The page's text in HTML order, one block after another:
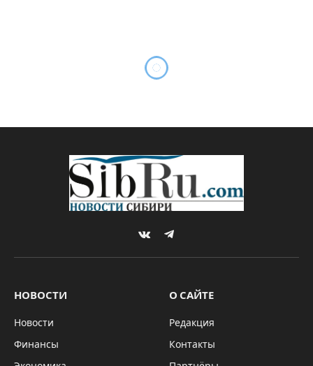
то тестируют, видимо»
Редакция SibRu.com 17.02.2018 Updated: 04.03.2019
ТЕХНОЛОГИИ Комментариев нет